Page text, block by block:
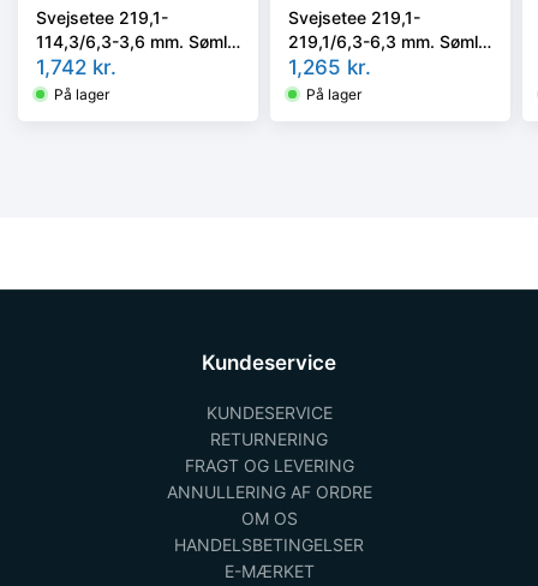
Svejsetee 219,1-
114,3/6,3-3,6 mm. Søml.
Kval. P235GH, EN 10253-
2/rk2 type A.
1,742 kr.
På lager
Svejsetee 219,1-
219,1/6,3-6,3 mm. Søml.
Kval. P235GH, EN 10253-
2/rk2 type A.
1,265 kr.
På lager
Kundeservice
KUNDESERVICE
RETURNERING
FRAGT OG LEVERING
ANNULLERING AF ORDRE
OM OS
HANDELSBETINGELSER
E-MÆRKET